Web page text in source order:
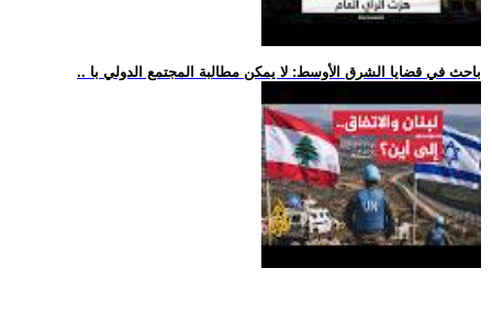
.. باحث في قضايا الشرق الأوسط: لا يمكن مطالبة المجتمع الدولي با